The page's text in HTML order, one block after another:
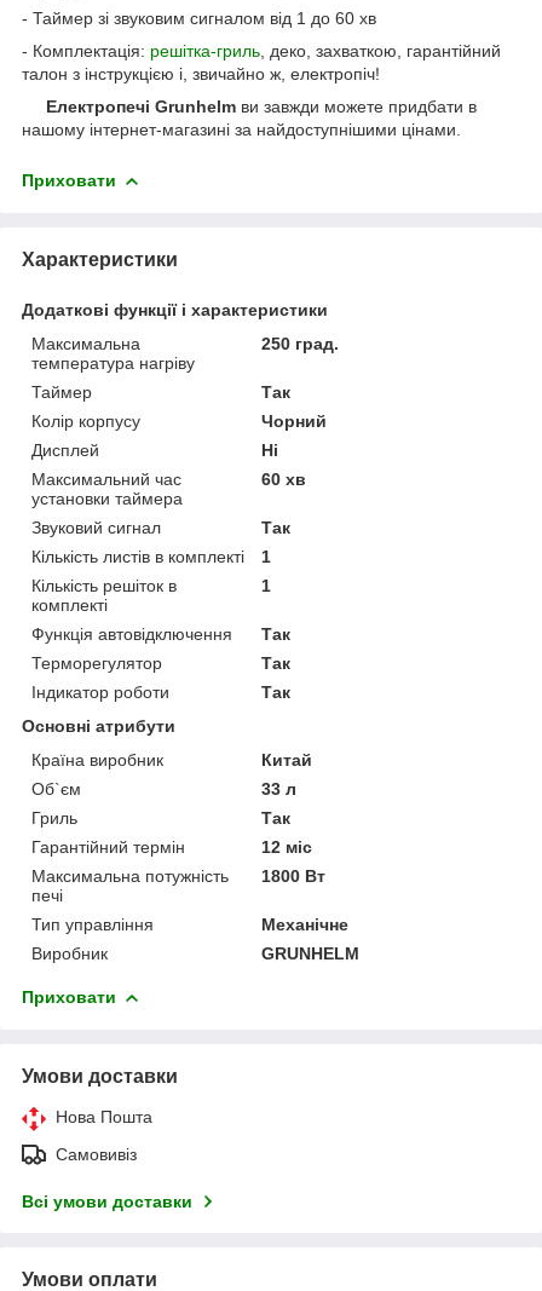
- Таймер зі звуковим сигналом від 1 до 60 хв
- Комплектація: решітка-гриль , деко, захваткою, гарантійний
талон з інструкцією і, звичайно ж, електропіч!
Електропечі Grunhelm ви завжди можете придбати в
нашому інтернет-магазині за найдоступнішими цінами.
Приховати
Характеристики
Додаткові функції і характеристики
Максимальна
температура нагріву
250 град.
Таймер
Так
Колір корпусу
Чорний
Дисплей
Ні
Максимальний час
установки таймера
60 хв
Звуковий сигнал
Так
Кількість листів в комплекті
1
Кількість решіток в
комплекті
1
Функція автовідключення
Так
Терморегулятор
Так
Індикатор роботи
Так
Основні атрибути
Країна виробник
Китай
Об`єм
33 л
Гриль
Так
Гарантійний термін
12 міс
Максимальна потужність
печі
1800 Вт
Тип управління
Механічне
Виробник
GRUNHELM
Приховати
Умови доставки
Нова Пошта
Самовивіз
Всі умови доставки
Умови оплати